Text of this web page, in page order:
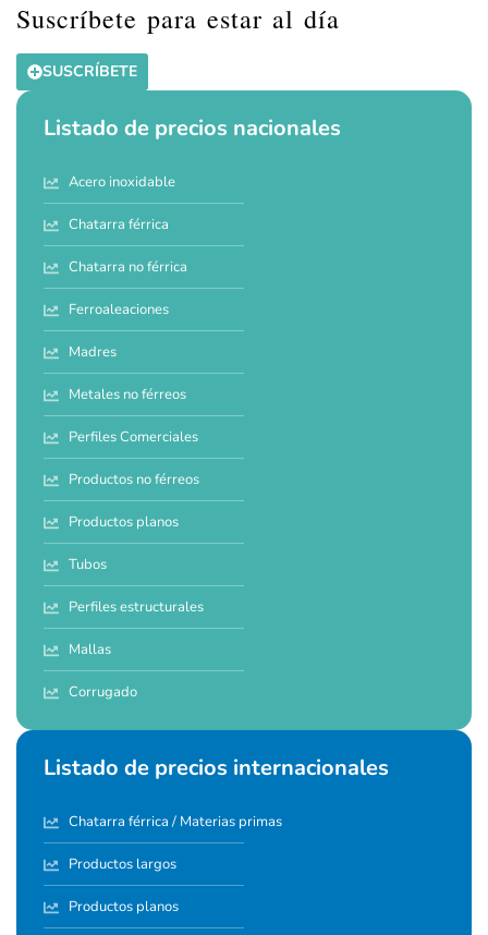
Suscríbete para estar al día
SUSCRÍBETE
Listado de precios nacionales
Acero inoxidable
Chatarra férrica
Chatarra no férrica
Ferroaleaciones
Madres
Metales no férreos
Perfiles Comerciales
Productos no férreos
Productos planos
Tubos
Perfiles estructurales
Mallas
Corrugado
Listado de precios internacionales
Chatarra férrica / Materias primas
Productos largos
Productos planos